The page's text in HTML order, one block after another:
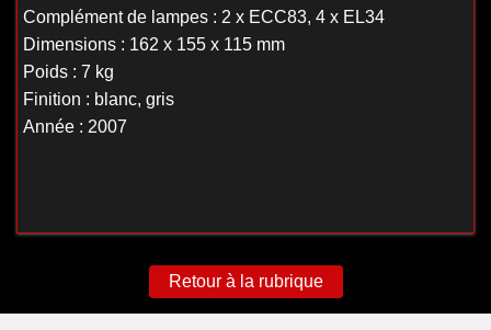
Complément de lampes : 2 x ECC83, 4 x EL34
Dimensions : 162 x 155 x 115 mm
Poids : 7 kg
Finition : blanc, gris
Année : 2007
Retour à la rubrique